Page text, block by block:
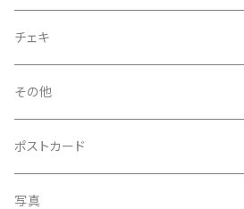
菅沼エアーかおる
菅沼温泉ハンカチタオル
手ぬぐい
チェキ
その他
コースター
うちわ
ポストカード
写真